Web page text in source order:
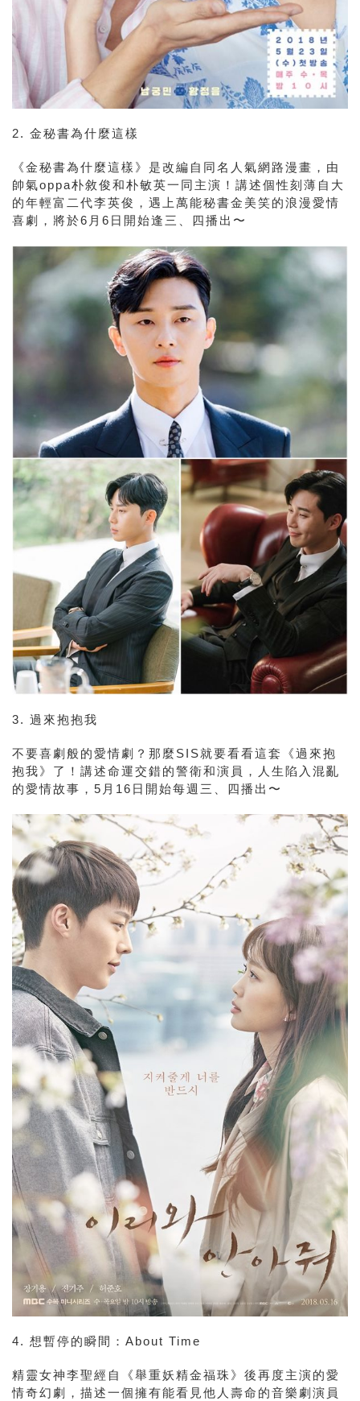
2. 金秘書為什麼這樣
《金秘書為什麼這樣》是改編自同名人氣網路漫畫，由
帥氣oppa朴敘俊和朴敏英一同主演！講述個性刻薄自大
的年輕富二代李英俊 ，遇上萬能秘書金美笑的浪漫愛情
喜劇，將於6月6日開始逢三、四播出〜
3. 過來抱抱我
不要喜劇般的愛情劇？那麼SIS就要看看這套《過來抱
抱我》了！講述命運交錯的警衛和演員，人生陷入混亂
的愛情故事，5月16日開始每週三、四播出〜
4. 想暫停的瞬間：About Time
精靈女神李聖經自《舉重妖精金福珠》後再度主演的愛
情奇幻劇， 描述一個擁有能看見他人壽命的音樂劇演員